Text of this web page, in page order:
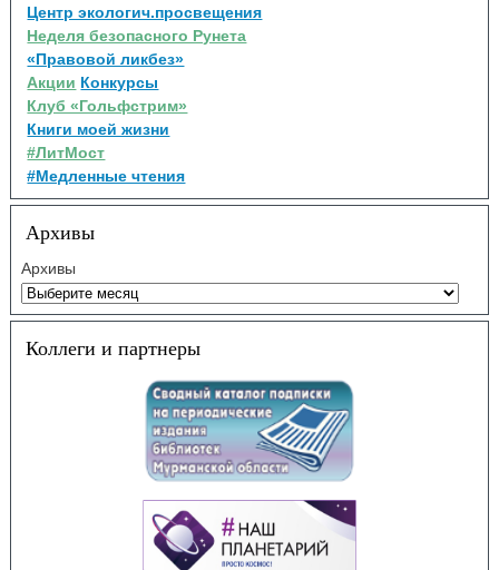
Центр экологич.просвещения
Неделя безопасного Рунета
«Правовой ликбез»
Акции Конкурсы
Клуб «Гольфстрим»
Книги моей жизни
#ЛитМост
#Медленные чтения
Архивы
Архивы
Коллеги и партнеры